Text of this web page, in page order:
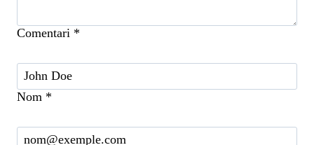
Comentari *
Nom *